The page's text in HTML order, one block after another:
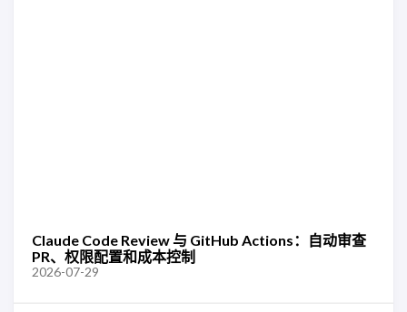
Claude Code Review 与 GitHub Actions：自动审查
PR、权限配置和成本控制
2026-07-29